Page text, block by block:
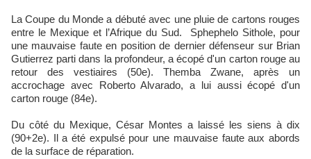
La Coupe du Monde a débuté avec une pluie de cartons rouges
entre le Mexique et l’Afrique du Sud. Sphephelo Sithole, pour
une mauvaise faute en position de dernier défenseur sur Brian
Gutierrez parti dans la profondeur, a écopé d'un carton rouge au
retour des vestiaires (50e). Themba Zwane, après un
accrochage avec Roberto Alvarado, a lui aussi écopé d'un
carton rouge (84e).
Du côté du Mexique, César Montes a laissé les siens à dix
(90+2e). Il a été expulsé pour une mauvaise faute aux abords
de la surface de réparation.